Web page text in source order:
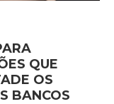
QUE
OS
BANCOS